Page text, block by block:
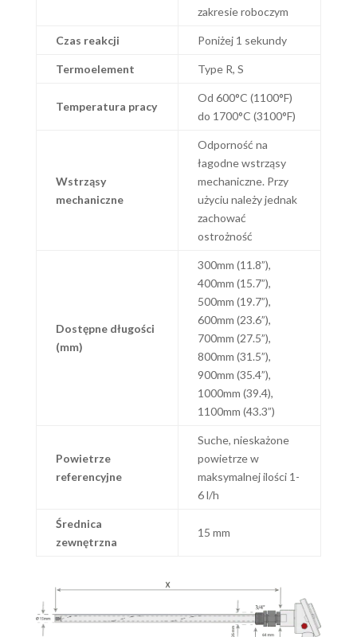
zakresie roboczym
Czas reakcji Poniżej 1 sekundy
Termoelement Type R, S
Temperatura pracy
Od 600°C (1100°F)
do 1700°C (3100°F)
Wstrząsy
mechaniczne
Odporność na
łagodne wstrząsy
mechaniczne. Przy
użyciu należy jednak
zachować
ostrożność
Dostępne długości
(mm)
300mm (11.8”),
400mm (15.7”),
500mm (19.7”),
600mm (23.6”),
700mm (27.5”),
800mm (31.5”),
900mm (35.4”),
1000mm (39.4),
1100mm (43.3”)
Powietrze
referencyjne
Suche, nieskażone
powietrze w
maksymalnej ilości 1-
6 l/h
Średnica
zewnętrzna
15 mm